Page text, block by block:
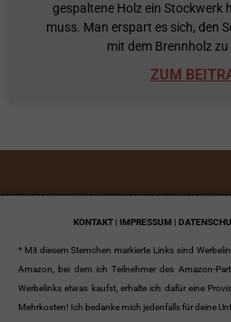
gespaltene Holz ein Stockwerk
muss. Man erspart es sich, den
mit dem Brennholz
ZUM
KONTAKT | IMPRESSUM |
* Mit diesem Sternchen markierte Links sind
Amazon, bei dem ich Teilnehmer des Amazon-
Werbelinks etwas kaufst, erhalte ich dafür eine
Mehrkosten! Ich bedanke mich jedenfalls für deine